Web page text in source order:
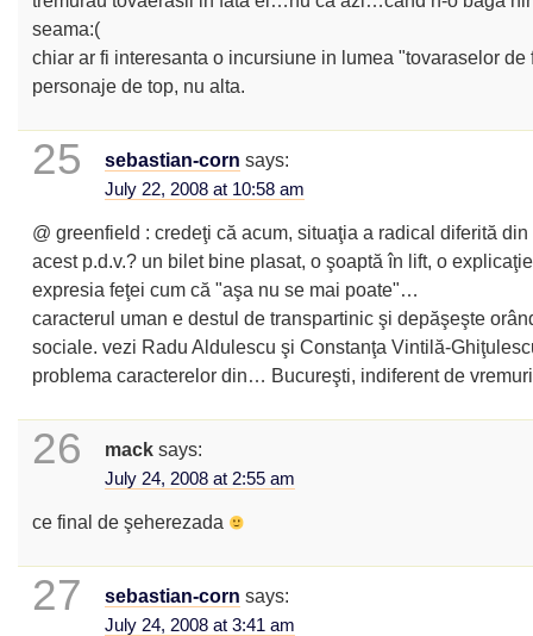
seama:(
chiar ar fi interesanta o incursiune in lumea "tovaraselor de
personaje de top, nu alta.
25 sebastian-corn says:
July 22, 2008 at 10:58 am
@ greenfield : credeţi că acum, situaţia a radical diferită din
acest p.d.v.? un bilet bine plasat, o şoaptă în lift, o
expresia feţei cum că "aşa nu se mai poate"…
caracterul uman e destul de transpartinic şi depăşeşte
sociale. vezi Radu Aldulescu şi Constanţa Vintilă-
problema caracterelor din… Bucureşti, indiferent de
26 mack says:
July 24, 2008 at 2:55 am
ce final de şeherezada
27 sebastian-corn says:
July 24, 2008 at 3:41 am